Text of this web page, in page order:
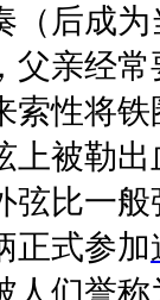
（后成
父亲经
索性将
上被勒
弦比一
正式参加
人们誉称